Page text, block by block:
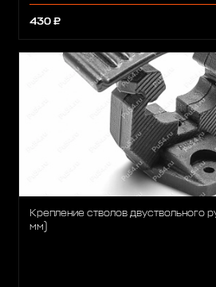
430 ₽
Крепление стволов двуствольного
мм)